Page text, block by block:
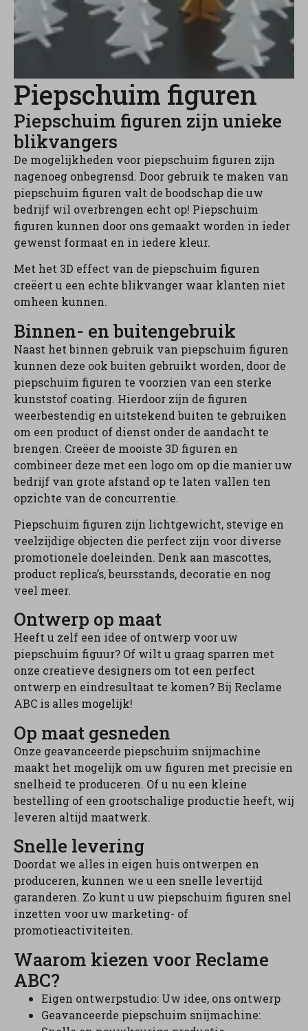
Piepschuim figuren
Piepschuim figuren zijn unieke
blikvangers
De mogelijkheden voor piepschuim figuren zijn
nagenoeg onbegrensd. Door gebruik te maken van
piepschuim figuren valt de boodschap die uw
bedrijf wil overbrengen echt op! Piepschuim
figuren kunnen door ons gemaakt worden in ieder
gewenst formaat en in iedere kleur.
Met het 3D effect van de piepschuim figuren
creëert u een echte blikvanger waar klanten niet
omheen kunnen.
Binnen- en buitengebruik
Naast het binnen gebruik van piepschuim figuren
kunnen deze ook buiten gebruikt worden, door de
piepschuim figuren te voorzien van een sterke
kunststof coating. Hierdoor zijn de figuren
weerbestendig en uitstekend buiten te gebruiken
om een product of dienst onder de aandacht te
brengen. Creëer de mooiste 3D figuren en
combineer deze met een logo om op die manier uw
bedrijf van grote afstand op te laten vallen ten
opzichte van de concurrentie.
Piepschuim figuren zijn lichtgewicht, stevige en
veelzijdige objecten die perfect zijn voor diverse
promotionele doeleinden. Denk aan mascottes,
product replica’s, beursstands, decoratie en nog
veel meer.
Ontwerp op maat
Heeft u zelf een idee of ontwerp voor uw
piepschuim figuur? Of wilt u graag sparren met
onze creatieve designers om tot een perfect
ontwerp en eindresultaat te komen? Bij Reclame
ABC is alles mogelijk!
Op maat gesneden
Onze geavanceerde piepschuim snijmachine
maakt het mogelijk om uw figuren met precisie en
snelheid te produceren. Of u nu een kleine
bestelling of een grootschalige productie heeft, wij
leveren altijd maatwerk.
Snelle levering
Doordat we alles in eigen huis ontwerpen en
produceren, kunnen we u een snelle levertijd
garanderen. Zo kunt u uw piepschuim figuren snel
inzetten voor uw marketing- of
promotieactiviteiten.
Waarom kiezen voor Reclame
ABC?
Eigen ontwerpstudio: Uw idee, ons ontwerp
Geavanceerde piepschuim snijmachine: